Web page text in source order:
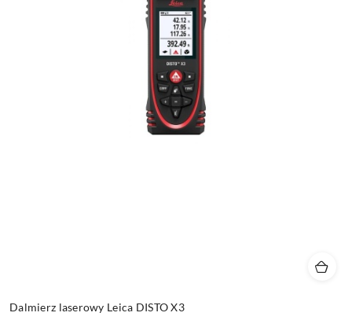
Dalmierz laserowy Leica DISTO X3